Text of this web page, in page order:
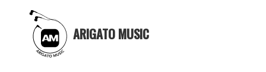
ARIGATO MUSIC